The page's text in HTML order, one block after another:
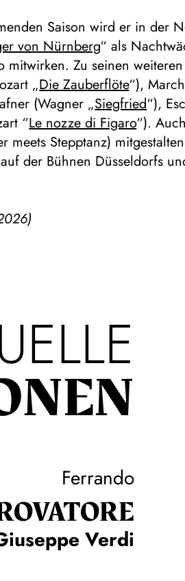
Saison wird er in der
von Nürnberg“ als
mitwirken. Zu seinen
„Die Zauberflöte“),
(Wagner „Siegfried“),
“Le nozze di Figaro“).
meets Stepptanz)
der Bühnen Düsseldorfs
Ferrando
Verdi